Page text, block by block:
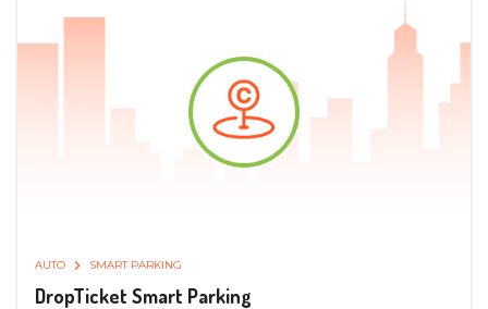
AUTO SMART PARKING
DropTicket Smart Parking